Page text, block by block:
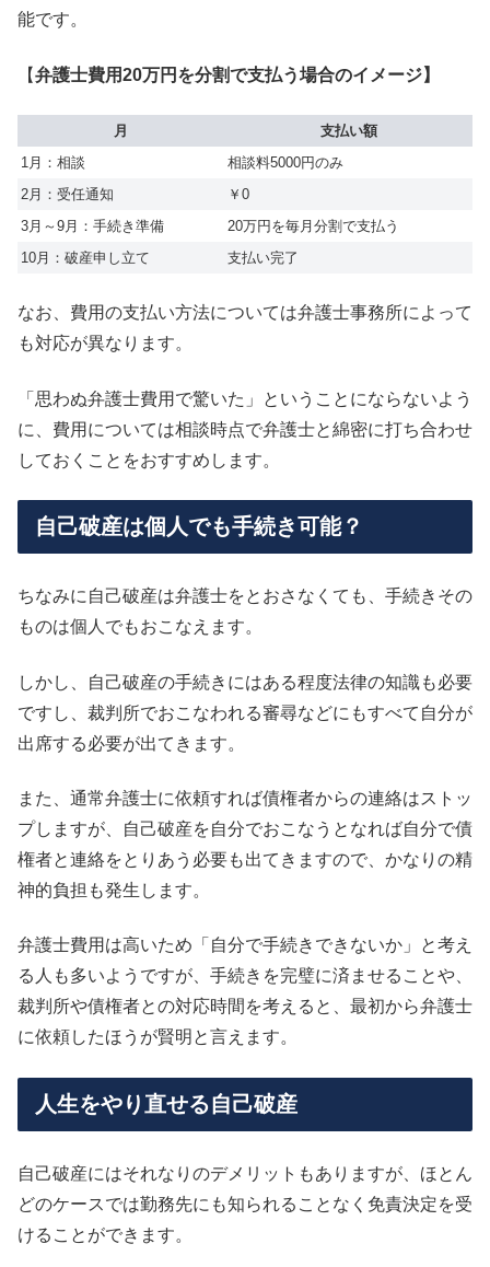
能です。
【弁護士費用20万円を分割で支払う場合のイメージ】
月
支払い額
1月：相談
相談料5000円のみ
2月：受任通知
￥0
3月～9月：手続き準備
20万円を毎月分割で支払う
10月：破産申し立て
支払い完了
なお、費用の支払い方法については弁護士事務所によって
も対応が異なります。
「思わぬ弁護士費用で驚いた」ということにならないよう
に、費用については相談時点で弁護士と綿密に打ち合わせ
しておくことをおすすめします。
自己破産は個人でも手続き可能？
ちなみに自己破産は弁護士をとおさなくても、手続きその
ものは個人でもおこなえます。
しかし、自己破産の手続きにはある程度法律の知識も必要
ですし、裁判所でおこなわれる審尋などにもすべて自分が
出席する必要が出てきます。
また、通常弁護士に依頼すれば債権者からの連絡はストッ
プしますが、自己破産を自分でおこなうとなれば自分で債
権者と連絡をとりあう必要も出てきますので、かなりの精
神的負担も発生します。
弁護士費用は高いため「自分で手続きできないか」と考え
る人も多いようですが、手続きを完璧に済ませることや、
裁判所や債権者との対応時間を考えると、最初から弁護士
に依頼したほうが賢明と言えます。
人生をやり直せる自己破産
自己破産にはそれなりのデメリットもありますが、ほとん
どのケースでは勤務先にも知られることなく免責決定を受
けることができます。